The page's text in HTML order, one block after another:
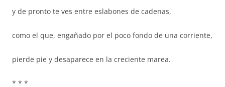
y de pronto te ves entre eslabones de cadenas,
como el que, engañado por el poco fondo de una corriente,
pierde pie y desaparece en la creciente marea.
* * *